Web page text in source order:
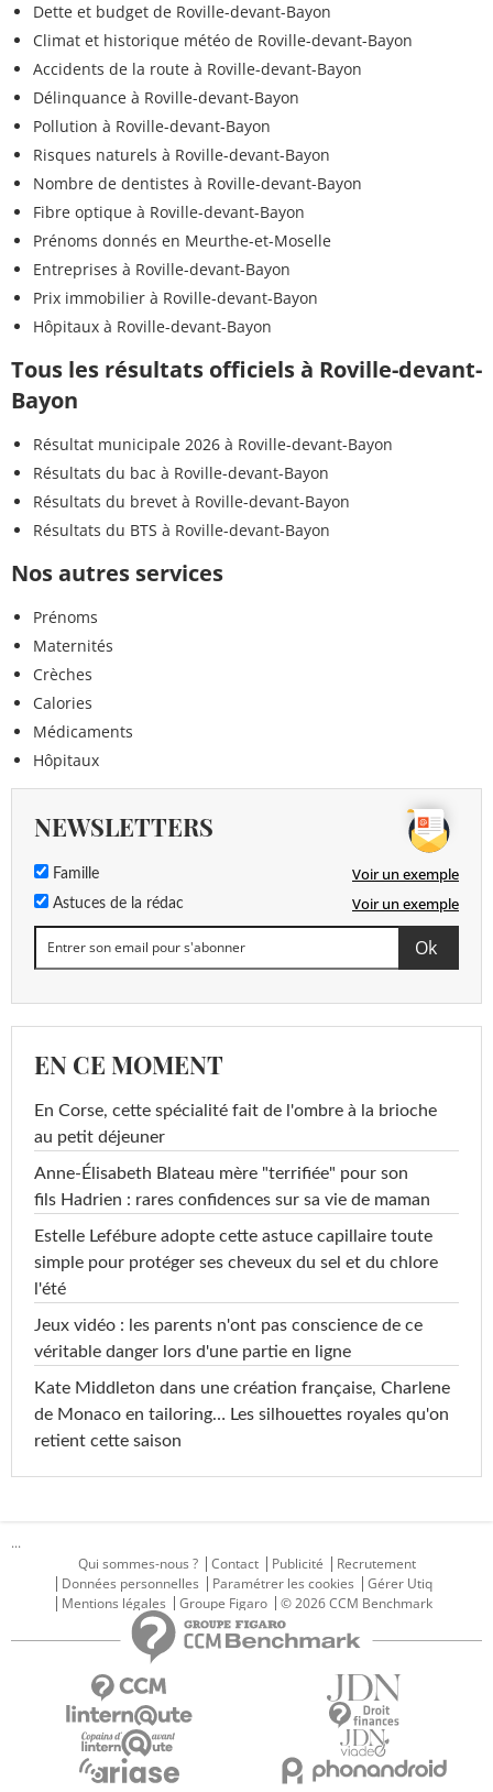
Dette et budget de Roville-devant-Bayon
Climat et historique météo de Roville-devant-Bayon
Accidents de la route à Roville-devant-Bayon
Délinquance à Roville-devant-Bayon
Pollution à Roville-devant-Bayon
Risques naturels à Roville-devant-Bayon
Nombre de dentistes à Roville-devant-Bayon
Fibre optique à Roville-devant-Bayon
Prénoms donnés en Meurthe-et-Moselle
Entreprises à Roville-devant-Bayon
Prix immobilier à Roville-devant-Bayon
Hôpitaux à Roville-devant-Bayon
Tous les résultats officiels à Roville-devant-
Bayon
Résultat municipale 2026 à Roville-devant-Bayon
Résultats du bac à Roville-devant-Bayon
Résultats du brevet à Roville-devant-Bayon
Résultats du BTS à Roville-devant-Bayon
Nos autres services
Prénoms
Maternités
Crèches
Calories
Médicaments
Hôpitaux
NEWSLETTERS
Famille Voir un exemple
Astuces de la rédac Voir un exemple
EN CE MOMENT
En Corse, cette spécialité fait de l'ombre à la brioche
au petit déjeuner
Anne-Élisabeth Blateau mère "terrifiée" pour son
fils Hadrien : rares confidences sur sa vie de maman
Estelle Lefébure adopte cette astuce capillaire toute
simple pour protéger ses cheveux du sel et du chlore
l'été
Jeux vidéo : les parents n'ont pas conscience de ce
véritable danger lors d'une partie en ligne
Kate Middleton dans une création française, Charlene
de Monaco en tailoring… Les silhouettes royales qu'on
retient cette saison
...
Qui sommes-nous ?
Contact Publicité
Recrutement
Données personnelles
Paramétrer les cookies
Gérer Utiq
Mentions légales
Groupe Figaro © 2026 CCM Benchmark